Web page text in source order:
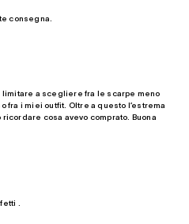
consegna.
limitare a scegliere fra le scarpe meno
fra i miei outfit. Oltre a questo l’estrema
cosa avevo comprato. Buona
.